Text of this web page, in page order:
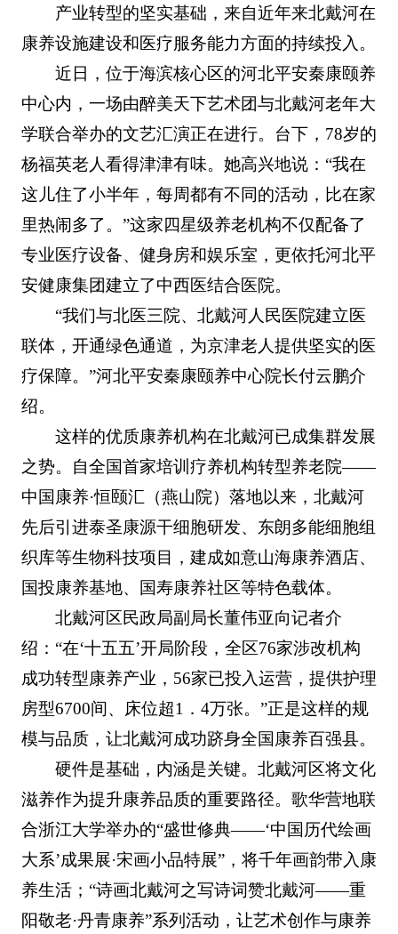
产业转型的坚实基础，来自近年来北戴河在
康养设施建设和医疗服务能力方面的持续投入。
近日，位于海滨核心区的河北平安秦康颐养
中心内，一场由醉美天下艺术团与北戴河老年大
学联合举办的文艺汇演正在进行。台下，78岁的
杨福英老人看得津津有味。她高兴地说：“我在
这儿住了小半年，每周都有不同的活动，比在家
里热闹多了。”这家四星级养老机构不仅配备了
专业医疗设备、健身房和娱乐室，更依托河北平
安健康集团建立了中西医结合医院。
“我们与北医三院、北戴河人民医院建立医
联体，开通绿色通道，为京津老人提供坚实的医
疗保障。”河北平安秦康颐养中心院长付云鹏介
绍。
这样的优质康养机构在北戴河已成集群发展
之势。自全国首家培训疗养机构转型养老院——
中国康养·恒颐汇（燕山院）落地以来，北戴河
先后引进泰圣康源干细胞研发、东朗多能细胞组
织库等生物科技项目，建成如意山海康养酒店、
国投康养基地、国寿康养社区等特色载体。
北戴河区民政局副局长董伟亚向记者介
绍：“在‘十五五’开局阶段，全区76家涉改机构
成功转型康养产业，56家已投入运营，提供护理
房型6700间、床位超1．4万张。”正是这样的规
模与品质，让北戴河成功跻身全国康养百强县。
硬件是基础，内涵是关键。北戴河区将文化
滋养作为提升康养品质的重要路径。歌华营地联
合浙江大学举办的“盛世修典——‘中国历代绘画
大系’成果展·宋画小品特展”，将千年画韵带入康
养生活；“诗画北戴河之写诗词赞北戴河——重
阳敬老·丹青康养”系列活动，让艺术创作与康养